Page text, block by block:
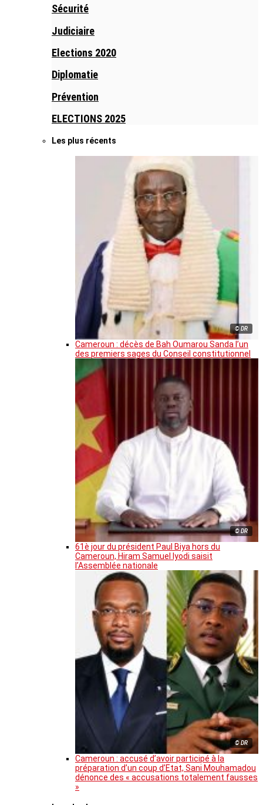
Sécurité
Judiciaire
Elections 2020
Diplomatie
Prévention
ELECTIONS 2025
Les plus récents
© DR
Cameroun : décès de Bah Oumarou Sanda l’un
des premiers sages du Conseil constitutionnel
© DR
61è jour du président Paul Biya hors du
Cameroun, Hiram Samuel Iyodi saisit
l’Assemblée nationale
© DR
Cameroun : accusé d’avoir participé à la
préparation d’un coup d’Etat, Sani Mouhamadou
dénonce des « accusations totalement fausses
»